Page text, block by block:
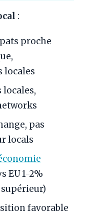
:
proche
locales
locales,
pas
locals
EU 1-2%
favorable